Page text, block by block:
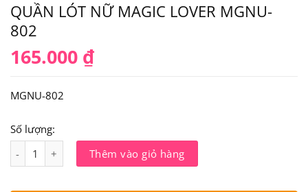
QUẦN LÓT NỮ MAGIC LOVER MGNU-
802
165.000 ₫
MGNU-802
Số lượng:
Số lượng Thêm vào giỏ hàng